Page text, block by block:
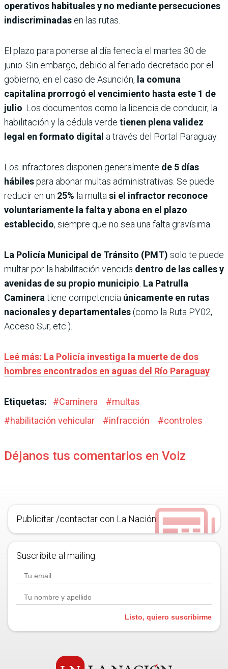
operativos habituales y no mediante persecuciones
indiscriminadas en las rutas.
El plazo para ponerse al día fenecía el martes 30 de
junio. Sin embargo, debido al feriado decretado por el
gobierno, en el caso de Asunción, la comuna
capitalina prorrogó el vencimiento hasta este 1 de
julio. Los documentos como la licencia de conducir, la
habilitación y la cédula verde tienen plena validez
legal en formato digital a través del Portal Paraguay.
Los infractores disponen generalmente de 5 días
hábilespara abonar multas administrativas. Se puede
reducir en un 25% la multasi el infractor reconoce
voluntariamente la falta y abona en el plazo
establecido, siempre que no sea una falta gravísima.
La Policía Municipal de Tránsito (PMT) solo te puede
multar por la habilitación vencida dentro de las calles y
avenidas de su propio municipio. La Patrulla
Camineratiene competencia únicamente en rutas
nacionales y departamentales(como la Ruta PY02,
Acceso Sur, etc.).
Leé más: La Policía investiga la muerte de dos
hombres encontrados en aguas del Río Paraguay
Etiquetas: #Caminera #multas
#habilitación vehicular #infracción #controles
Déjanos tus comentarios en Voiz
Publicitar /contactar con La Nación
Suscribite al mailing.
Listo, quiero suscribirme